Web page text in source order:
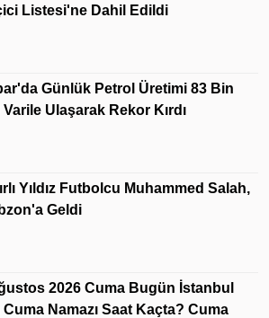
Listesi'ne Dahil Edildi
Günlük Petrol Üretimi 83 Bin
Varile Ulaşarak Rekor Kırdı
Yıldız Futbolcu Muhammed Salah,
Geldi
2026 Cuma Bugün İstanbul
Cuma Namazı Saat Kaçta? Cuma